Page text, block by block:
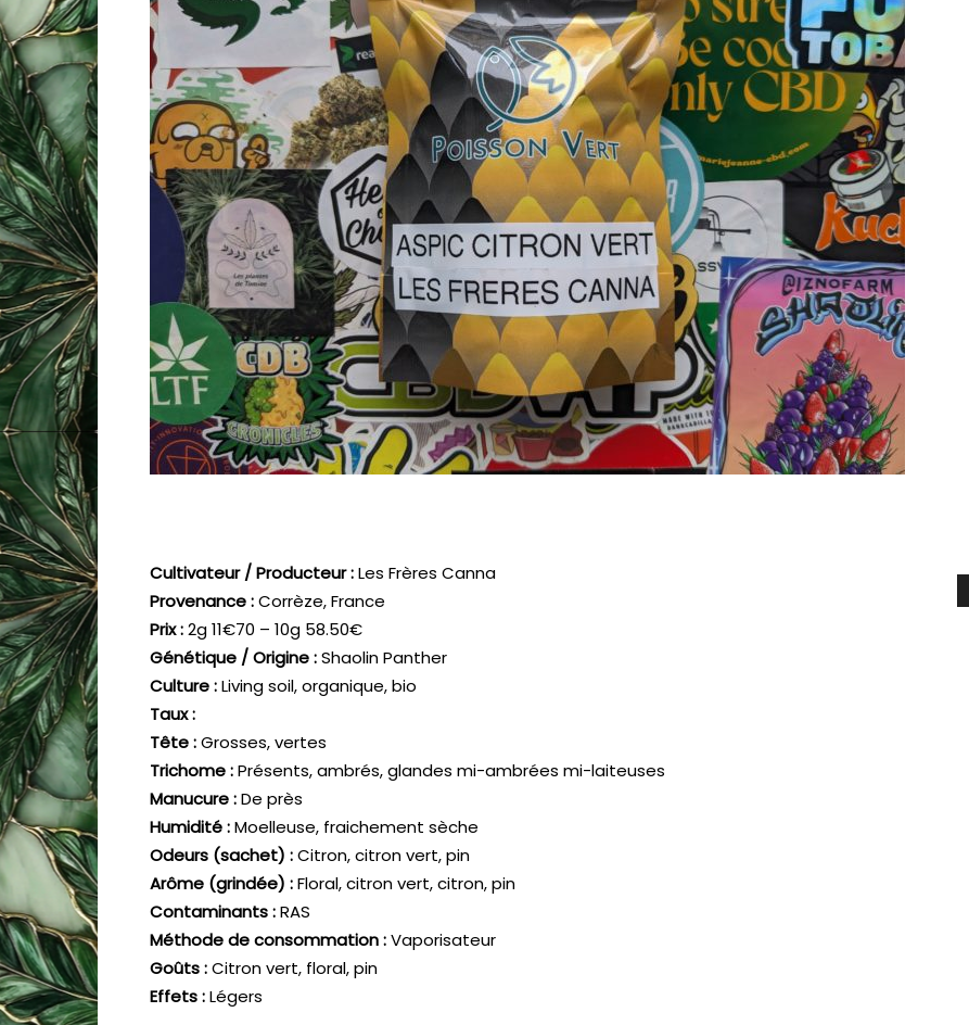
Cultivateur / Producteur :Les Frères Canna
Provenance :Corrèze, France
Prix :2g 11€70 – 10g 58.50€
Génétique / Origine :Shaolin Panther
Culture :Living soil, organique, bio
Taux :
Tête :Grosses, vertes
Trichome :Présents, ambrés, glandes mi-ambrées mi-laiteuses
Manucure :De près
Humidité :Moelleuse, fraichement sèche
Odeurs (sachet) :Citron, citron vert, pin
Arôme (grindée) :Floral, citron vert, citron, pin
Contaminants :RAS
Méthode de consommation :Vaporisateur
Goûts :Citron vert, floral, pin
Effets :Légers